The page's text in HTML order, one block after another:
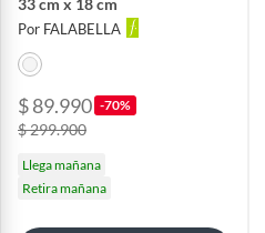
33 cm x 18 cm
Por FALABELLA
$ 89.990 -70%
$ 299.900
Llega mañana
Retira mañana